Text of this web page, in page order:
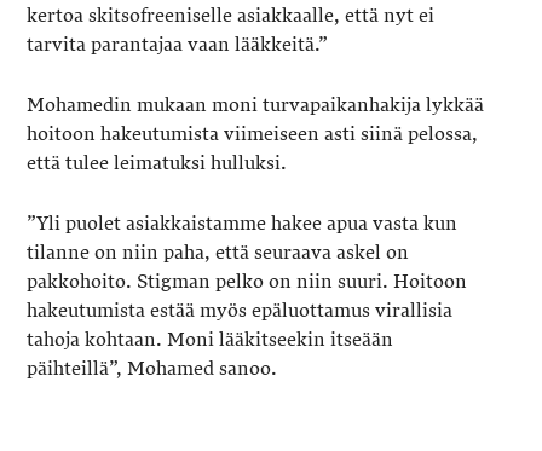
kertoa skitsofreeniselle asiakkaalle, että nyt ei
tarvita parantajaa vaan lääkkeitä.”
Mohamedin mukaan moni turvapaikanhakija lykkää
hoitoon hakeutumista viimeiseen asti siinä pelossa,
että tulee leimatuksi hulluksi.
”Yli puolet asiakkaistamme hakee apua vasta kun
tilanne on niin paha, että seuraava askel on
pakkohoito. Stigman pelko on niin suuri. Hoitoon
hakeutumista estää myös epäluottamus virallisia
tahoja kohtaan. Moni lääkitseekin itseään
päihteillä”, Mohamed sanoo.